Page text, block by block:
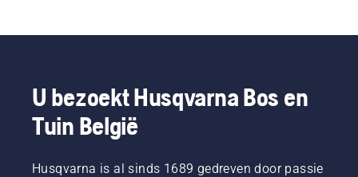
U bezoekt Husqvarna Bos en
Tuin België
Husqvarna is al sinds 1689 gedreven door passie